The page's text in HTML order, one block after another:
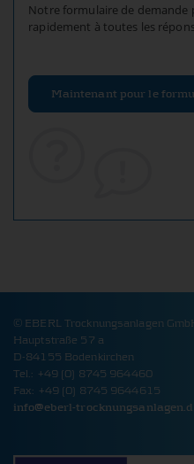
Notre formulaire de demande
rapidement à toutes les
Maintenant pour le
© EBERL Trocknungsanlagen
Hauptstraße 57 a
D-84155 Bodenkirchen
Tel.: +49 (0) 8745 964460
Fax: +49 (0) 8745 9644615
info@eberl-